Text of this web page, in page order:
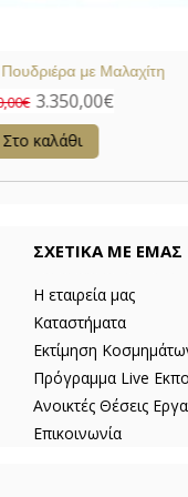
Bulova
ΣΧΕΤΙΚΑ ΜΕ ΕΜΑΣ
Η εταιρεία μας
Καταστήματα
Εκτίμηση
Πρόγραμμα Live
Ανοικτές Θέσεις
Επικοινωνία